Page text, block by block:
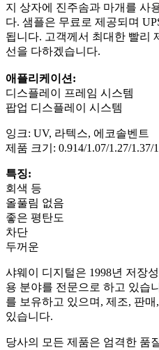
지 상자에 진주솜과 마개를 사
다. 샘플은 무료로 제공되며
됩니다. 고객께서 최대한 빨리
선을 다하겠습니다.
애플리케이션:
디스플레이 프레임 시스템
팝업 디스플레이 시스템
잉크: UV, 라텍스, 에코솔벤트
제품 크기: 0.914/1.07/1.27/1.37/
특징:
회색 등
올풀림 없음
좋은 평탄도
차단
두꺼운
샤웨이 디지털은 1998년 저장
용 분야를 전문으로 하고 있습
를 보유하고 있으며, 제조, 판
있습니다.
당사의 모든 제품은 엄격한 품